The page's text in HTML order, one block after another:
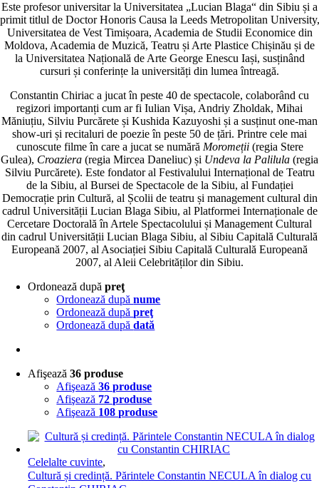
Este profesor universitar la Universitatea „Lucian Blaga“ din Sibiu și a
primit titlul de Doctor Honoris Causa la Leeds Metropolitan University,
Universitatea de Vest Timișoara, Academia de Studii Economice din
Moldova, Academia de Muzică, Teatru și Arte Plastice Chișinău și de
la Universitatea Națională de Arte George Enescu Iași, susținând
cursuri și conferințe la universități din lumea întreagă.
Constantin Chiriac a jucat în peste 40 de spectacole, colaborând cu
regizori importanți cum ar fi Iulian Vișa, Andriy Zholdak, Mihai
Măniuțiu, Silviu Purcărete și Kushida Kazuyoshi și a susținut one-man
show-uri și recitaluri de poezie în peste 50 de țări. Printre cele mai
cunoscute filme în care a jucat se numără Moromeții (regia Stere
Gulea), Croaziera (regia Mircea Daneliuc) și Undeva la Palilula (regia
Silviu Purcărete). Este fondator al Festivalului Internațional de Teatru
de la Sibiu, al Bursei de Spectacole de la Sibiu, al Fundației
Democrație prin Cultură, al Școlii de teatru și management cultural din
cadrul Universității Lucian Blaga Sibiu, al Platformei Internaționale de
Cercetare Doctorală în Artele Spectacolului și Management Cultural
din cadrul Universității Lucian Blaga Sibiu, al Sibiu Capitală Culturală
Europeană 2007, al Asociației Sibiu Capitală Culturală Europeană
2007, al Aleii Celebrităților din Sibiu.
Ordonează dupăpreţ
Ordonează dupănume
Ordonează dupăpreţ
Ordonează dupădată
Afişează36 produse
Afişează36 produse
Afişează 72 produse
Afişează 108 produse
Celelalte cuvinte,
Cultură și credință. Părintele Constantin NECULA în dialog cu